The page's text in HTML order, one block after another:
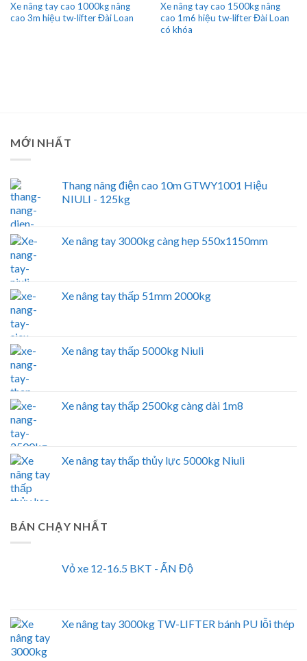
Xe nâng tay cao 1000kg nâng
cao 3m hiệu tw-lifter Đài Loan
Xe nâng tay cao 1500kg nâng
cao 1m6 hiệu tw-lifter Đài Loan
có khóa
MỚI NHẤT
Thang nâng điện cao 10m GTWY1001 Hiệu
NIULI - 125kg
Xe nâng tay 3000kg càng hẹp 550x1150mm
Xe nâng tay thấp 51mm 2000kg
Xe nâng tay thấp 5000kg Niuli
Xe nâng tay thấp 2500kg càng dài 1m8
Xe nâng tay thấp thủy lực 5000kg Niuli
BÁN CHẠY NHẤT
Vỏ xe 12-16.5 BKT - ẤN Độ
Xe nâng tay 3000kg TW-LIFTER bánh PU lỗi thép